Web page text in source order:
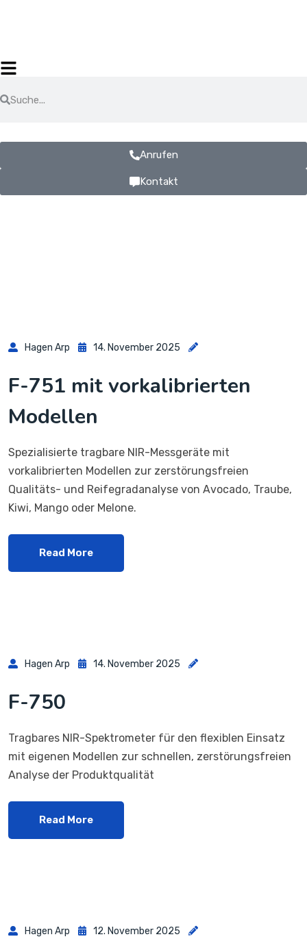
Anrufen
Kontakt
Hagen Arp 14. November 2025
F-751 mit vorkalibrierten
Modellen
Spezialisierte tragbare NIR-Messgeräte mit
vorkalibrierten Modellen zur zerstörungsfreien
Qualitäts- und Reifegradanalyse von Avocado, Traube,
Kiwi, Mango oder Melone.
Read More
Hagen Arp 14. November 2025
F-750
Tragbares NIR-Spektrometer für den flexiblen Einsatz
mit eigenen Modellen zur schnellen, zerstörungsfreien
Analyse der Produktqualität
Read More
Hagen Arp 12. November 2025